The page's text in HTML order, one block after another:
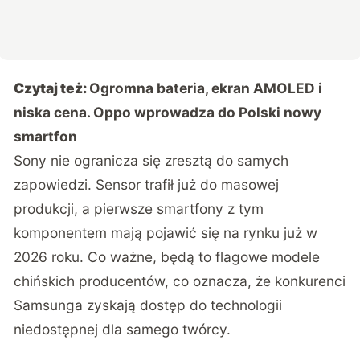
Czytaj też:Ogromna bateria, ekran AMOLED i
niska cena. Oppo wprowadza do Polski nowy
smartfon
Sony nie ogranicza się zresztą do samych
zapowiedzi. Sensor trafił już do masowej
produkcji, a pierwsze smartfony z tym
komponentem mają pojawić się na rynku już w
2026 roku. Co ważne, będą to flagowe modele
chińskich producentów, co oznacza, że konkurenci
Samsunga zyskają dostęp do technologii
niedostępnej dla samego twórcy.